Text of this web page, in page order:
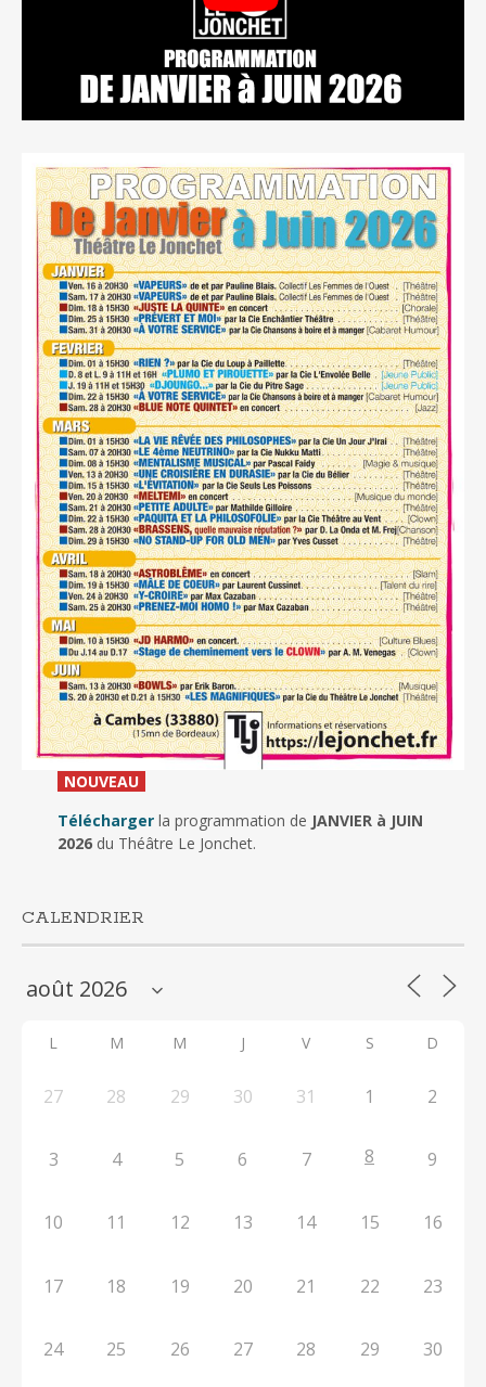
NOUVEAU_
Télécharger la programmation de JANVIER à JUIN
2026du Théâtre Le Jonchet.
CALENDRIER
L M M J V S D
27 28 29 30 31 1 2
3 4 5 6 7 8 9
10 11 12 13 14 15 16
17 18 19 20 21 22 23
24 25 26 27 28 29 30